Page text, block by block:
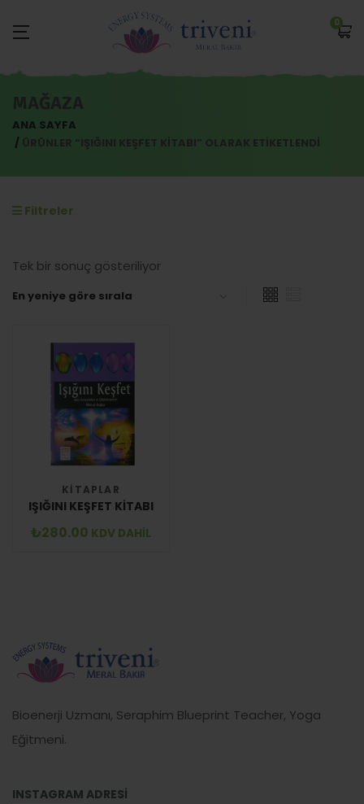
0
MAĞAZA
ANA SAYFA
ÜRÜNLER “IŞIĞINI KEŞFET KITABI” OLARAK ETIKETLENDI
Filtreler
Tek bir sonuç gösteriliyor
KITAPLAR
IŞIĞINI KEŞFET KITABI
₺280.00 KDV DAHİL
Bioenerji Uzmanı, Seraphim Blueprint Teacher, Yoga
Eğitmeni.
INSTAGRAM ADRESİ